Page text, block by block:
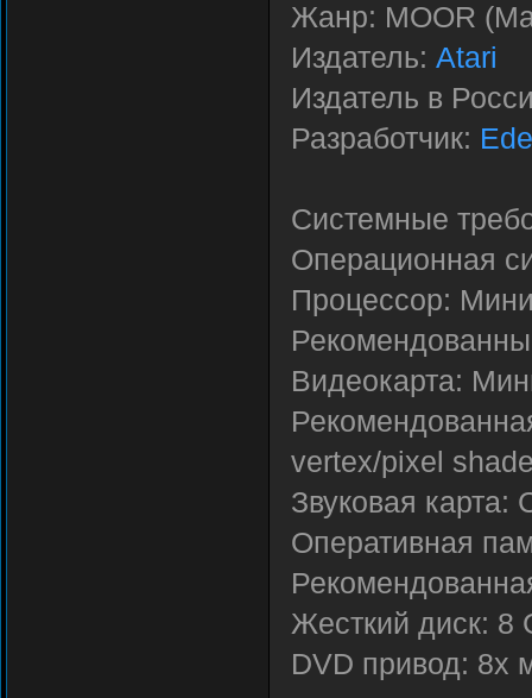
Жанр: MOOR
Издатель: Atari
Издатель в
Разработчик:
Системные
Операционная
Процессор:
Видеокарта:
vertex/pixel
Звуковая карта:
Оперативная
Жесткий диск: 8
DVD привод: 8x